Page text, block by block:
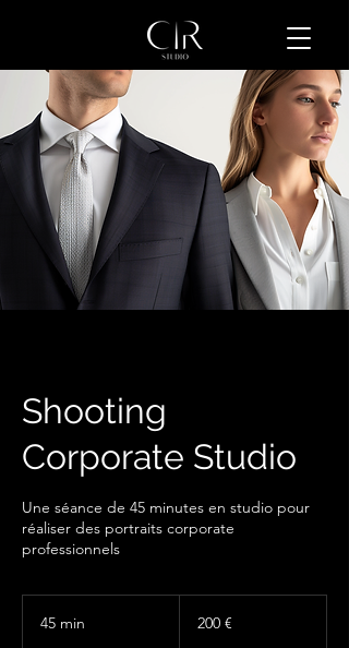
Shooting
Corporate Studio
Une séance de 45 minutes en studio pour
réaliser des portraits corporate
professionnels
45 min 200 €